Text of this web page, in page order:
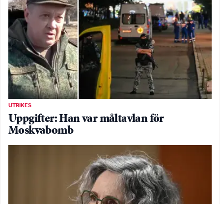
UTRIKES
Uppgifter: Han var måltavlan för
Moskvabomb